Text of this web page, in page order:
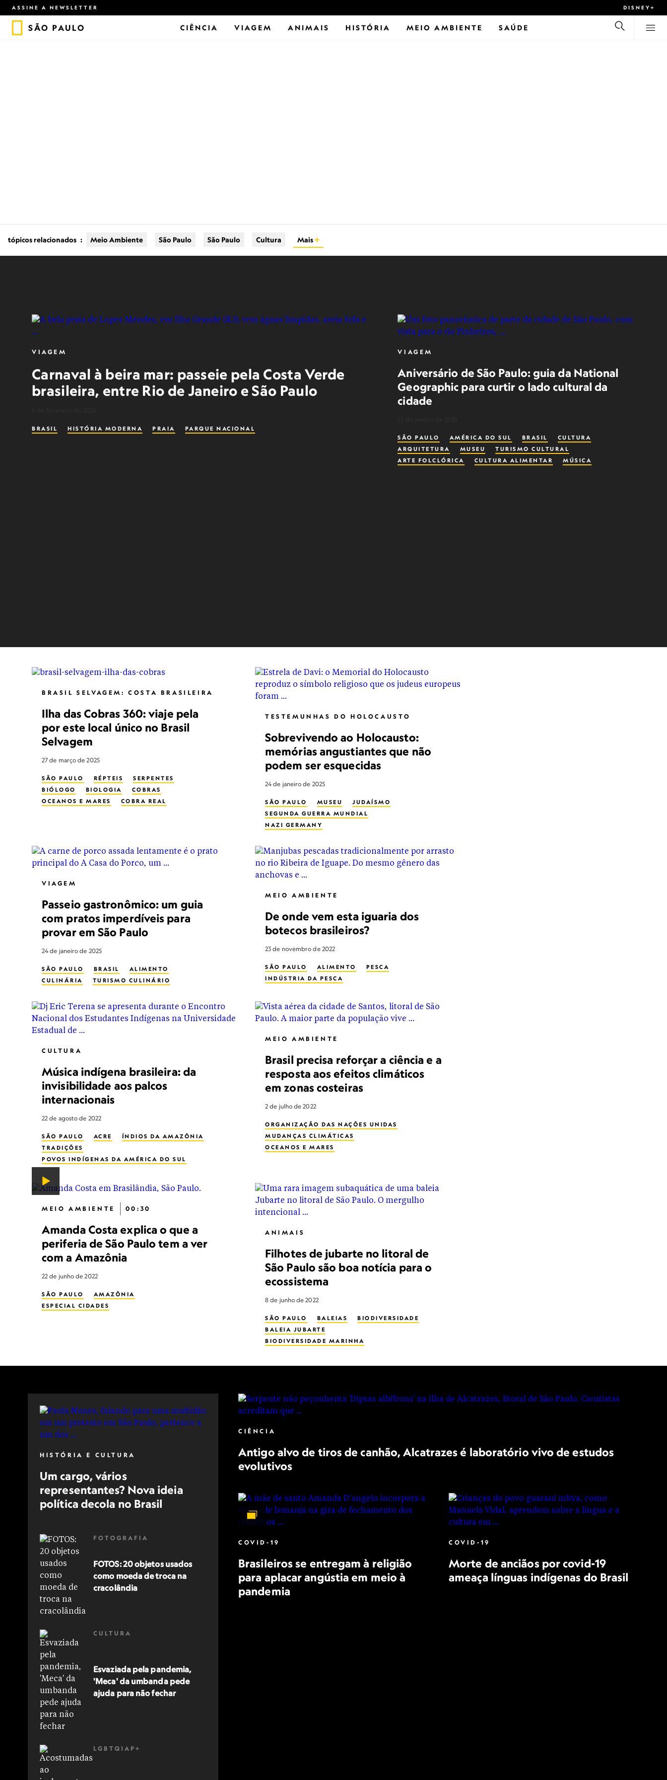
ASSINE A NEWSLETTER DISNEY+
SÃO PAULO CIÊNCIA VIAGEM ANIMAIS HISTÓRIA MEIO AMBIENTE SAÚDE
tópicos relacionados : Meio Ambiente São Paulo São Paulo Cultura Mais
VIAGEM
Carnaval à beira mar: passeie pela Costa Verde
brasileira, entre Rio de Janeiro e São Paulo
BRASIL HISTÓRIA MODERNA PRAIA PARQUE NACIONAL
VIAGEM
Aniversário de São Paulo: guia da National
Geographic para curtir o lado cultural da
cidade
SÃO PAULO AMÉRICA DO SUL BRASIL
CULTURA
ARQUITETURA
MUSEU
TURISMO CULTURAL
ARTE FOLCLÓRICA
CULTURA ALIMENTAR
MÚSICA
BRASIL SELVAGEM: COSTA BRASILEIRA
Ilha das Cobras 360: viaje pela
por este local único no Brasil
Selvagem
27 de março de 2025
SÃO PAULO RÉPTEIS
SERPENTES
BIÓLOGO
BIOLOGIA
COBRAS
OCEANOS E MARES
COBRA REAL
TESTEMUNHAS DO HOLOCAUSTO
Sobrevivendo ao Holocausto:
memórias angustiantes que não
podem ser esquecidas
24 de janeiro de 2025
SÃO PAULO MUSEU
JUDAÍSMO
SEGUNDA GUERRA MUNDIAL
NAZI GERMANY
VIAGEM
Passeio gastronômico: um guia
com pratos imperdíveis para
provar em São Paulo
24 de janeiro de 2025
SÃO PAULO BRASIL
ALIMENTO
CULINÁRIA
TURISMO CULINÁRIO
MEIO AMBIENTE
De onde vem esta iguaria dos
botecos brasileiros?
23 de novembro de 2022
SÃO PAULO ALIMENTO
PESCA
INDÚSTRIA DA PESCA
CULTURA
Música indígena brasileira: da
invisibilidade aos palcos
internacionais
22 de agosto de 2022
SÃO PAULO ACRE
ÍNDIOS DA AMAZÔNIA
TRADIÇÕES
POVOS INDÍGENAS DA AMÉRICA DO SUL
MEIO AMBIENTE
Brasil precisa reforçar a ciência e a
resposta aos efeitos climáticos
em zonas costeiras
2 de julho de 2022
ORGANIZAÇÃO DAS NAÇÕES UNIDAS
MUDANÇAS CLIMÁTICAS
OCEANOS E MARES
MEIO AMBIENTE 00:30
Amanda Costa explica o que a
periferia de São Paulo tem a ver
com a Amazônia
22 de junho de 2022
SÃO PAULO
AMAZÔNIA
ESPECIAL CIDADES
ANIMAIS
Filhotes de jubarte no litoral de
São Paulo são boa notícia para o
ecossistema
8 de junho de 2022
SÃO PAULO BALEIAS
BIODIVERSIDADE
BALEIA JUBARTE
BIODIVERSIDADE MARINHA
HISTÓRIA E CULTURA
Um cargo, vários
representantes? Nova ideia
política decola no Brasil
FOTOGRAFIA
FOTOS: 20 objetos usados
como moeda de troca na
cracolândia
CULTURA
Esvaziada pela pandemia,
'Meca' da umbanda pede
ajuda para não fechar
LGBTQIAP+
CIÊNCIA
Antigo alvo de tiros de canhão, Alcatrazes é laboratório vivo de estudos
evolutivos
COVID-19
Brasileiros se entregam à religião
para aplacar angústia em meio à
pandemia
COVID-19
Morte de anciãos por covid-19
ameaça línguas indígenas do Brasil